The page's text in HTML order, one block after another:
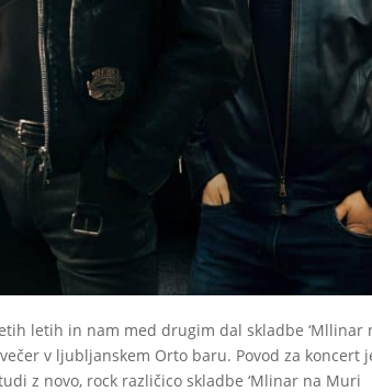
letih in nam med drugim dal skladbe ‘Mllinar
v ljubljanskem Orto baru. Povod za koncert
z novo, rock različico skladbe ‘Mlinar na Muri